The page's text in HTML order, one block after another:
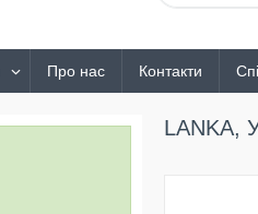
Про нас Контакти
LANKA,